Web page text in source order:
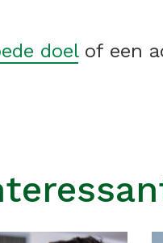
doelof een